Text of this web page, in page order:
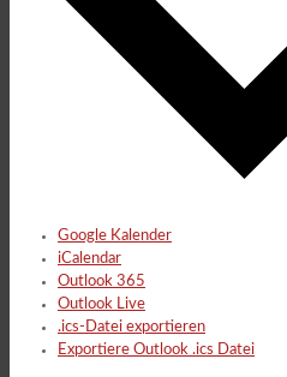
Google Kalender
iCalendar
Outlook 365
Outlook Live
.ics-Datei exportieren
Exportiere Outlook .ics Datei